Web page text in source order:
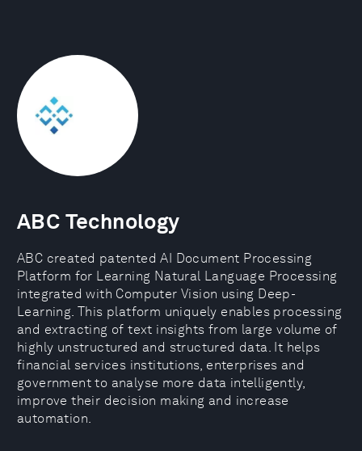
ABC Technology
ABC created patented AI Document Processing
Platform for Learning Natural Language Processing
integrated with Computer Vision using Deep-
Learning. This platform uniquely enables processing
and extracting of text insights from large volume of
highly unstructured and structured data. It helps
financial services institutions, enterprises and
government to analyse more data intelligently,
improve their decision making and increase
automation.